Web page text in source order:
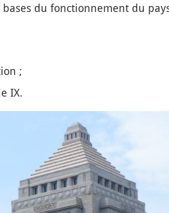
du fonctionnement du
;
IX.